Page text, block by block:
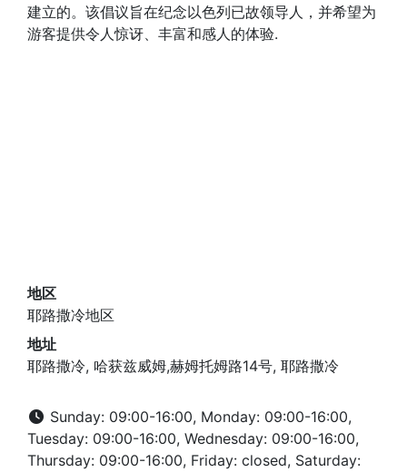
建立的。该倡议旨在纪念以色列已故领导人，并希望为
游客提供令人惊讶、丰富和感人的体验.
地区
耶路撒冷地区
地址
耶路撒冷, 哈获兹威姆,赫姆托姆路14号, 耶路撒冷
Sunday: 09:00-16:00, Monday: 09:00-16:00,
Tuesday: 09:00-16:00, Wednesday: 09:00-16:00,
Thursday: 09:00-16:00, Friday: closed, Saturday: